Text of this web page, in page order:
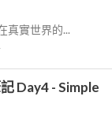
真實世界的...
Day4 - Simple